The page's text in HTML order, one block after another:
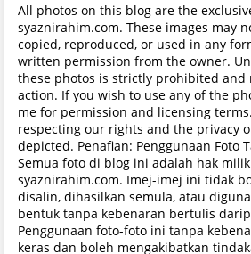
All photos on this blog are the
syaznirahim.com. These images may
copied, reproduced, or used in any
written permission from the owner.
these photos is strictly prohibited and
action. If you wish to use any of the
me for permission and licensing
respecting our rights and the privacy
depicted. Penafian: Penggunaan Foto
Semua foto di blog ini adalah hak
syaznirahim.com. Imej-imej ini tidak
disalin, dihasilkan semula, atau
bentuk tanpa kebenaran bertulis
Penggunaan foto-foto ini tanpa
keras dan boleh mengakibatkan